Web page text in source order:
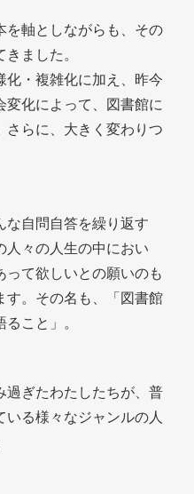
を軸としながらも、その
ました。
化・複雑化に加え、昨今
化によって、図書館に
さらに、大きく変わりつ
な自問自答を繰り返す
人々の人生の中におい
って欲しいとの願いのも
す。その名も、「図書館
こと」。
過ぎたわたしたちが、普
る様々なジャンルの人